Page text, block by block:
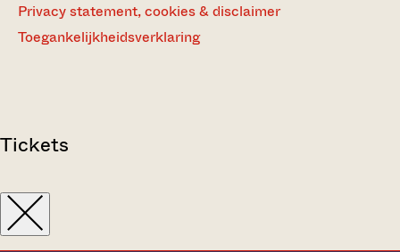
Privacy statement, cookies & disclaimer
Toegankelijkheidsverklaring
Tickets